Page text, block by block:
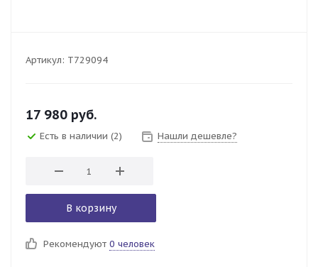
Артикул: T729094
17 980 руб.
Есть в наличии (2) Нашли дешевле?
В корзину
Рекомендуют 0 человек